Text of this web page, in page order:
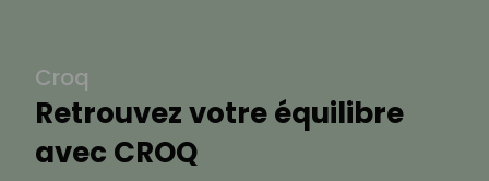
Croq
Retrouvez votre équilibre
avec CROQ